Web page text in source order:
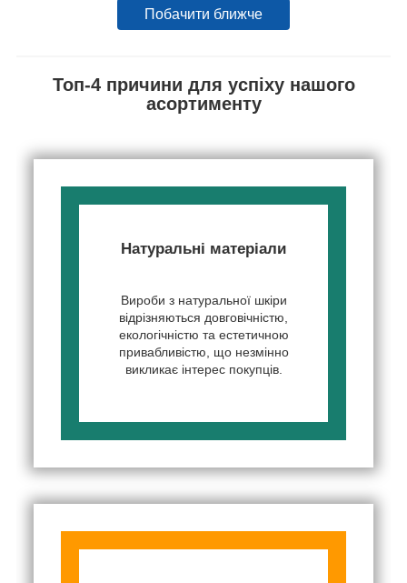
Побачити ближче
Топ-4 причини для успіху нашого
асортименту
Натуральні матеріали
Вироби з натуральної шкіри
відрізняються довговічністю,
екологічністю та естетичною
привабливістю, що незмінно
викликає інтерес покупців.